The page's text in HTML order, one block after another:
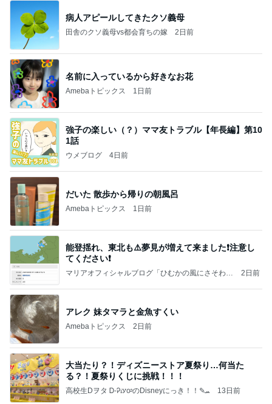
病人アピールしてきたクソ義母
田舎のクソ義母vs都会育ちの嫁 2日前
名前に入っているから好きなお花
Amebaトピックス 1日前
強子の楽しい（？）ママ友トラブル【年長編】第10
1話
ウメブログ 4日前
だいた 散歩から帰りの朝風呂
Amebaトピックス 1日前
能登揺れ、東北も⚠️夢見が増えて来ました❗️注意し
てください❗️
マリアオフィシャルブログ「ひむかの風にさそわれ
2日前
アレク 妹タマラと金魚すくい
Amebaトピックス 2日前
大当たり？！ディズニーストア夏祭り…何当た
る？！夏祭りくじに挑戦！！！
高校生Dヲタ Ꭰ-ᎮꭵꭹꭴのDisneyにっき！！✎ܚ 13日前